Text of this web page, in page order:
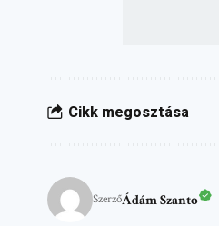
Cikk megosztása
SzerzőÁdám Szanto